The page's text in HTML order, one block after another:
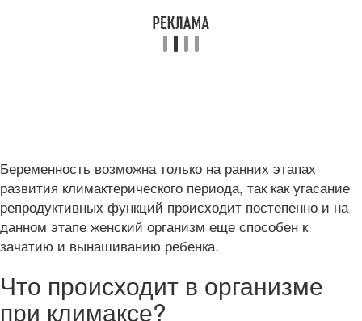
Беременность возможна только на ранних этапах
развития климактерического периода, так как угасание
репродуктивных функций происходит постепенно и на
данном этапе женский организм еще способен к
зачатию и вынашиванию ребенка.
Что происходит в организме
при климаксе?